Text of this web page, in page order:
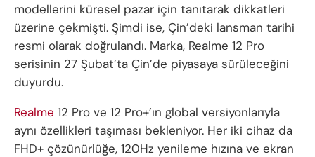
modellerini küresel pazar için tanıtarak dikkatleri
üzerine çekmişti. Şimdi ise, Çin’deki lansman tarihi
resmi olarak doğrulandı. Marka, Realme 12 Pro
serisinin 27 Şubat’ta Çin’de piyasaya sürüleceğini
duyurdu.
Realme 12 Pro ve 12 Pro+’ın global versiyonlarıyla
aynı özellikleri taşıması bekleniyor. Her iki cihaz da
FHD+ çözünürlüğe, 120Hz yenileme hızına ve ekran